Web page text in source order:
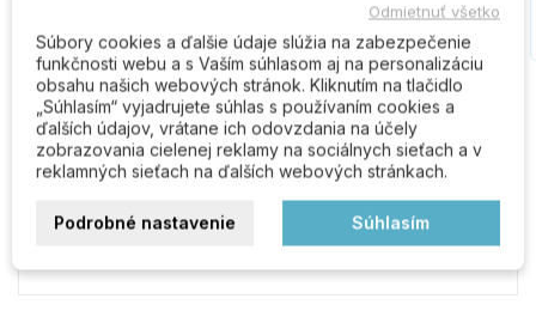
Do košíka
Komentáre (0)
Buďte prvý kto napíše recenziu
Odmietnuť všetko
Súbory cookies a ďalšie údaje slúžia na zabezpečenie
funkčnosti webu a s Vaším súhlasom aj na personalizáciu
obsahu našich webových stránok. Kliknutím na tlačidlo
„Súhlasím“ vyjadrujete súhlas s používaním cookies a
ďalších údajov, vrátane ich odovzdania na účely
zobrazovania cielenej reklamy na sociálnych sieťach a v
reklamných sieťach na ďalších webových stránkach.
Podrobné nastavenie Súhlasím